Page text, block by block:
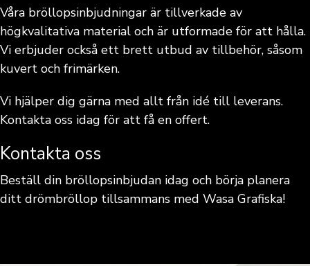
Våra bröllopsinbjudningar är tillverkade av
högkvalitativa material och är utformade för att hålla.
Vi erbjuder också ett brett utbud av tillbehör, såsom
kuvert och frimärken.
Vi hjälper dig gärna med allt från idé till leverans.
Kontakta oss idag för att få en offert.
Kontakta oss
Beställ din bröllopsinbjudan idag och börja planera
ditt drömbröllop tillsammans med Wasa Grafiska!